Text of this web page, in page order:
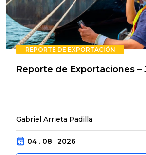
REPORTE DE EXPORTACIÓN
Reporte de Exportaciones –
Gabriel Arrieta Padilla
04 . 08 . 2026